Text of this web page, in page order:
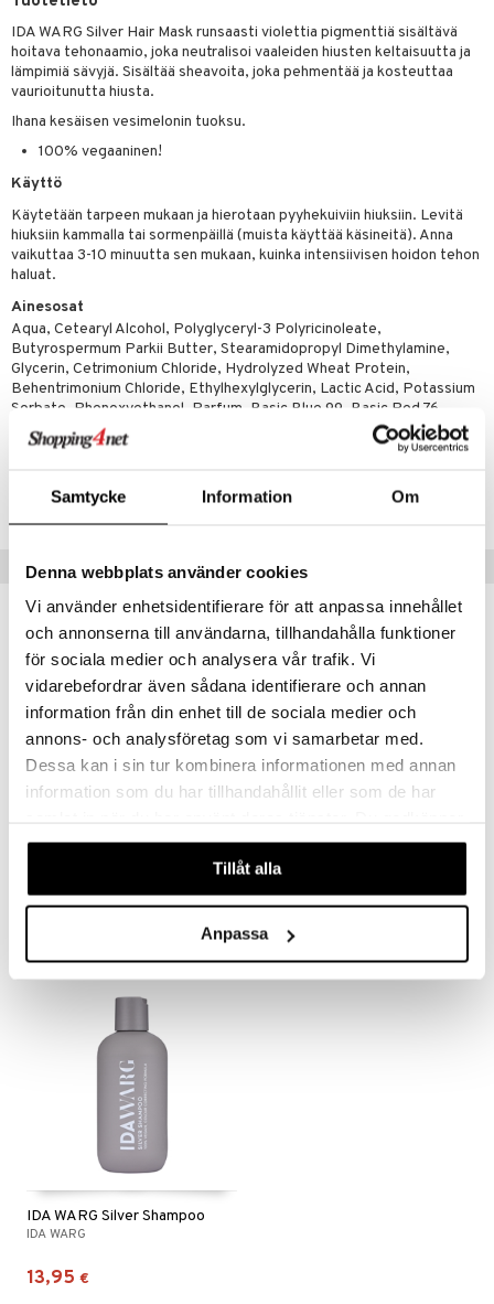
Samtycke Information Om
Denna webbplats använder cookies
Vi använder enhetsidentifierare för att anpassa innehållet
och annonserna till användarna, tillhandahålla funktioner
för sociala medier och analysera vår trafik. Vi
vidarebefordrar även sådana identifierare och annan
information från din enhet till de sociala medier och
annons- och analysföretag som vi samarbetar med.
Dessa kan i sin tur kombinera informationen med annan
information som du har tillhandahållit eller som de har
våra cookies vid fortsatt användande av vår webbplats.
Tillåt alla
Anpassa
IDA WARG Silver Hair Mask runsaasti violettia pigmenttiä sisältävä
hoitava tehonaamio, joka neutralisoi vaaleiden hiusten keltaisuutta ja
lämpimiä sävyjä. Sisältää sheavoita, joka pehmentää ja kosteuttaa
vaurioitunutta hiusta.
Ihana kesäisen vesimelonin tuoksu.
100% vegaaninen!
Käyttö
Käytetään tarpeen mukaan ja hierotaan pyyhekuiviin hiuksiin. Levitä
hiuksiin kammalla tai sormenpäillä (muista käyttää käsineitä). Anna
vaikuttaa 3-10 minuutta sen mukaan, kuinka intensiivisen hoidon tehon
haluat.
Ainesosat
Aqua, Cetearyl Alcohol, Polyglyceryl-3 Polyricinoleate,
Butyrospermum Parkii Butter, Stearamidopropyl Dimethylamine,
Glycerin, Cetrimonium Chloride, Hydrolyzed Wheat Protein,
Behentrimonium Chloride, Ethylhexylglycerin, Lactic Acid, Potassium
Sorbate, Phenoxyethanol, Parfum, Basic Blue 99, Basic Red 76
CIW15-8P-300-XX-XX
Vinkkejä sinulle
IDA WARG Everyday Dry Shampoo
10,95 €
IDA WARG Silver Conditioner
IDA WARG
13,95 €
IDA WARG Silver Shampoo
IDA WARG
13,95 €
& saippuat
& Viikset
hoito
& saippuat
1: Puhdistus
2: Kirkastus
3: Kosteutus
ja Vartalonhoito
ja naamiot
Huulten Hoito
Elixir
Happy
Miehille
& Soujaus
& Ihonpuhdistus
& vastauksia